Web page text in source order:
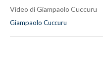
Video di Giampaolo Cuccuru
Giampaolo Cuccuru